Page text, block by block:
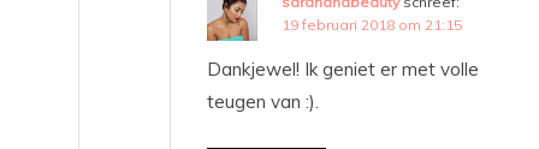
19 februari 2018 om 21:15
Dankjewel! Ik geniet er met volle
teugen van :).